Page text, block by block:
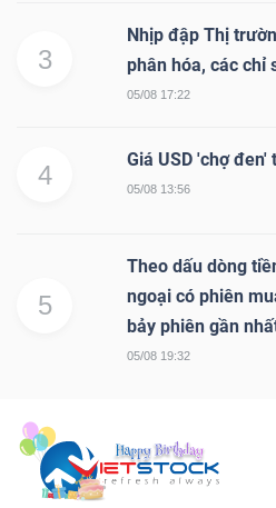
3
Nhịp đập Thị
phân hóa, các chỉ
05/08 17:22
4
Giá USD 'chợ
05/08 13:56
5
Theo dấu dòng
ngoại có phiên
bảy phiên gần
05/08 19:32